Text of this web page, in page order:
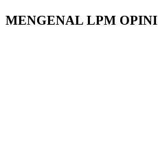
MENGENAL LPM OPINI